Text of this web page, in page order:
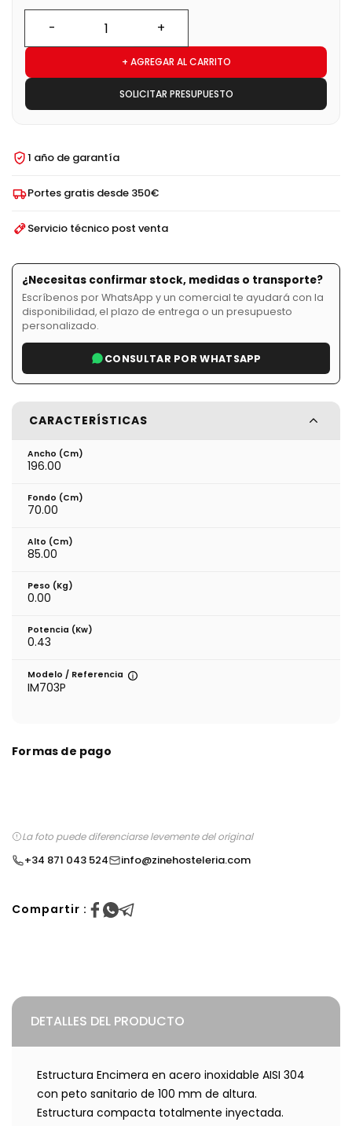
+ AGREGAR AL CARRITO
SOLICITAR PRESUPUESTO
1 año de garantía
Portes gratis desde 350€
Servicio técnico post venta
¿Necesitas confirmar stock, medidas o transporte?
Escríbenos por WhatsApp y un comercial te ayudará con la
disponibilidad, el plazo de entrega o un presupuesto
personalizado.
CONSULTAR POR WHATSAPP
CARACTERÍSTICAS
Ancho (cm)
196.00
Fondo (cm)
70.00
Alto (cm)
85.00
Peso (kg)
0.00
Potencia (Kw)
0.43
Modelo / Referencia
IM703P
Formas de pago
La foto puede diferenciarse levemente del original
+34 871 043 524 info@zinehosteleria.com
Compartir :
DETALLES DEL PRODUCTO
Estructura Encimera en acero inoxidable AISI 304
con peto sanitario de 100 mm de altura.
Estructura compacta totalmente inyectada.